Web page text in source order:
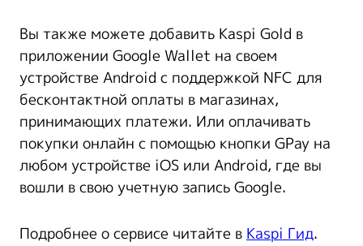
Вы также можете добавить Kaspi Gold в
приложении Google Wallet на своем
устройстве Android с поддержкой NFC для
бесконтактной оплаты в магазинах,
принимающих платежи. Или оплачивать
покупки онлайн с помощью кнопки GPay на
любом устройстве iOS или Android, где вы
вошли в свою учетную запись Google.
Подробнее о сервисе читайте вKaspi Гид.